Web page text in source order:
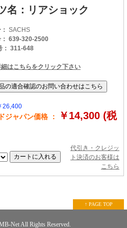
名：リアショック
SACHS
： 639-320-2500
： 311-648
はこちらをクリック下さい
26,400
ジャパン価格 ：
￥14,300 (税
代引き・クレジッ
ト決済のお客様は
こちら
↑ PAGE TOP
NetAll Rights Reserved.